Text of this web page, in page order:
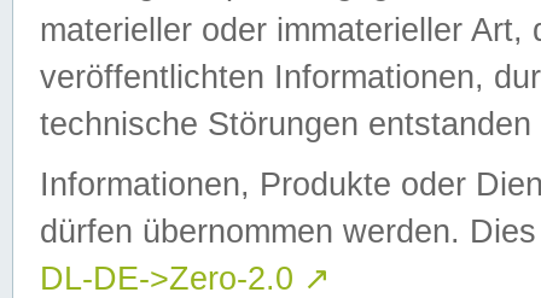
materieller oder immaterieller
veröffentlichten Informationen,
technische Störungen
Informationen, Produkte oder
dürfen übernommen werden.
DL-DE->Zero-2.0 ↗